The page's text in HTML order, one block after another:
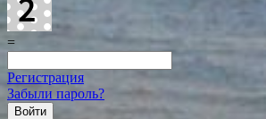
=
Регистрация
Забыли пароль?